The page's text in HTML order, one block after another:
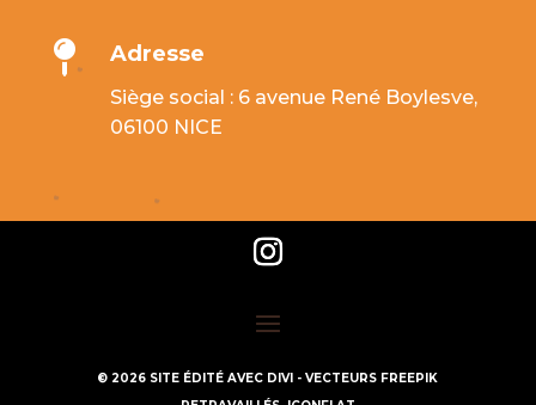
 Adresse
Siège social : 6 avenue René Boylesve,
06100 NICE
© 2026 SITE ÉDITÉ AVEC DIVI - VECTEURS FREEPIK